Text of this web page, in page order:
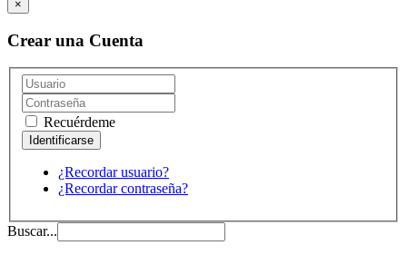
×
Crear una Cuenta
Recuérdeme
¿Recordar usuario?
¿Recordar contraseña?
Buscar...